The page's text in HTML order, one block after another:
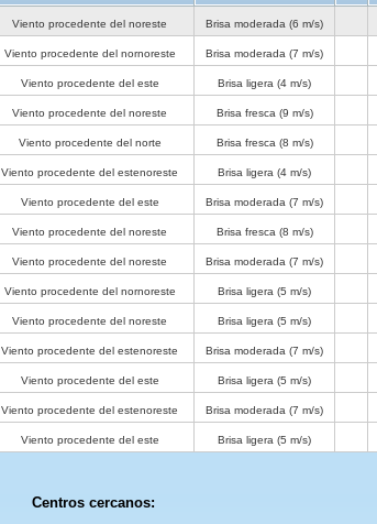
Viento procedente del noreste Brisa moderada (6 m/s)
Viento procedente del nornoreste Brisa moderada (7 m/s)
Viento procedente del este Brisa ligera (4 m/s)
Viento procedente del noreste Brisa fresca (9 m/s)
Viento procedente del norte Brisa fresca (8 m/s)
Viento procedente del estenoreste Brisa ligera (4 m/s)
Viento procedente del este Brisa moderada (7 m/s)
Viento procedente del noreste Brisa fresca (8 m/s)
Viento procedente del noreste Brisa moderada (7 m/s)
Viento procedente del nornoreste Brisa ligera (5 m/s)
Viento procedente del noreste Brisa ligera (5 m/s)
Viento procedente del estenoreste Brisa moderada (7 m/s)
Viento procedente del este Brisa ligera (5 m/s)
Viento procedente del estenoreste Brisa moderada (7 m/s)
Viento procedente del este Brisa ligera (5 m/s)
Centros cercanos: